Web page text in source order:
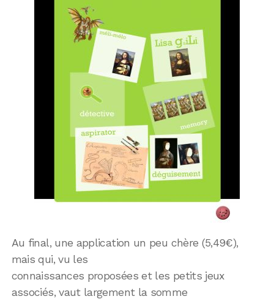
Au final, une application un peu chère (5,49€),
mais qui, vu les
connaissances proposées et les petits jeux
associés, vaut largement la somme